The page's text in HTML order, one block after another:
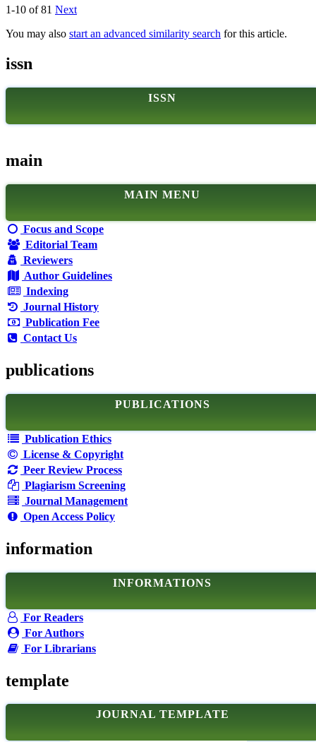
1-10 of 81 Next
You may also start an advanced similarity search for this article.
issn
ISSN
main
MAIN MENU
Focus and Scope
Editorial Team
Reviewers
Author Guidelines
Indexing
Journal History
Publication Fee
Contact Us
publications
PUBLICATIONS
Publication Ethics
License & Copyright
Peer Review Process
Plagiarism Screening
Journal Management
Open Access Policy
information
INFORMATIONS
For Readers
For Authors
For Librarians
template
JOURNAL TEMPLATE